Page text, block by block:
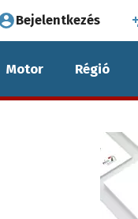
fiók
Bejelentkezés
Motor Régió